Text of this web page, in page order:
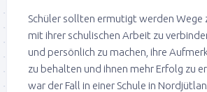
Schüler sollten ermutigt werden Wege
mit ihrer schulischen Arbeit zu
und persönlich zu machen, ihre
zu behalten und ihnen mehr Erfolg zu
war der Fall in einer Schule in